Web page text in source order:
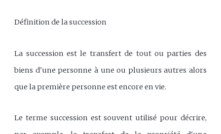
Définition de la succession
La succession est le transfert de tout ou parties des
biens d'une personne à une ou plusieurs autres alors
que la première personne est encore en vie.
Le terme succession est souvent utilisé pour décrire,